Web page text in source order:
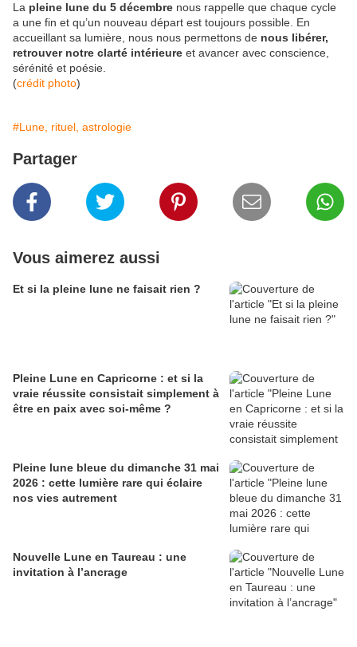
La pleine lune du 5 décembre nous rappelle que chaque cycle
a une fin et qu’un nouveau départ est toujours possible. En
accueillant sa lumière, nous nous permettons de nous libérer,
retrouver notre clarté intérieure et avancer avec conscience,
sérénité et poésie.
(crédit photo)
#Lune, rituel, astrologie
Partager
Vous aimerez aussi
Et si la pleine lune ne faisait rien ?
Pleine Lune en Capricorne : et si la
vraie réussite consistait simplement à
être en paix avec soi-même ?
Pleine lune bleue du dimanche 31 mai
2026 : cette lumière rare qui éclaire
nos vies autrement
Nouvelle Lune en Taureau : une
invitation à l’ancrage